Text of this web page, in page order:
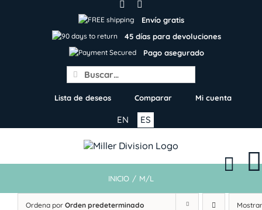
Envío gratis
45 días para devoluciones
Pago asegurado
Search
for:
Lista de deseos Comparar Mi cuenta
ES
EN
INICIO / M/L
Ordena por Orden predeterminado